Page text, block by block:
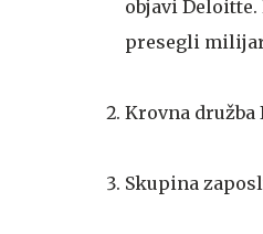
objavi
presegli
Krovna
Skupina